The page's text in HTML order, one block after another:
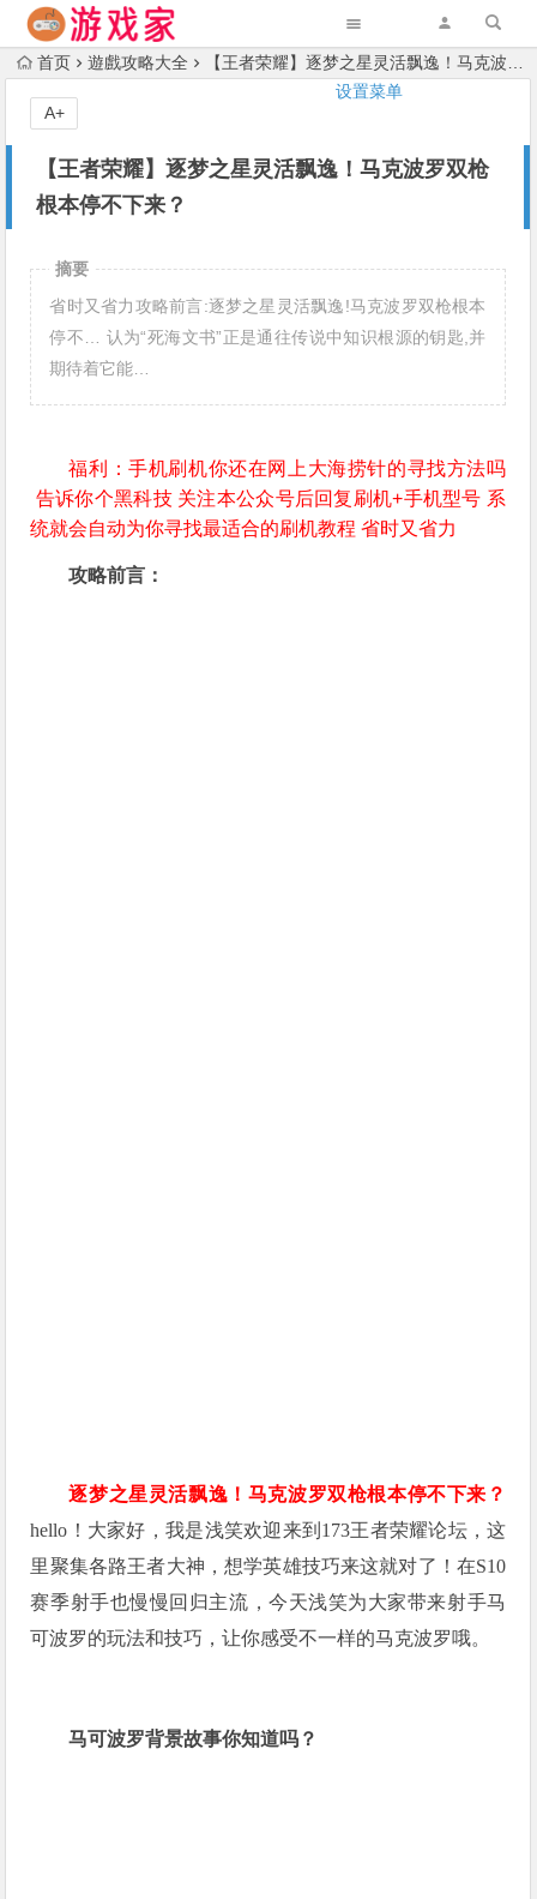
设置菜单
首页 遊戲攻略大全 【王者荣耀】逐梦之星灵活飘逸！马克波罗双枪根本停不下来？
【王者荣耀】逐梦之星灵活飘逸！马克波罗双枪
根本停不下来？
A+
摘要
省时又省力攻略前言:逐梦之星灵活飘逸!马克波罗双枪根本
停不… 认为“死海文书”正是通往传说中知识根源的钥匙,并
期待着它能…
福利：手机刷机你还在网上大海捞针的寻找方法吗
告诉你个黑科技 关注本公众号后回复刷机+手机型号 系
统就会自动为你寻找最适合的刷机教程 省时又省力
攻略前言：
逐梦之星灵活飘逸！马克波罗双枪根本停不下来？
hello！大家好，我是浅笑欢迎来到173王者荣耀论坛，这
里聚集各路王者大神，想学英雄技巧来这就对了！在S10
赛季射手也慢慢回归主流，今天浅笑为大家带来射手马
可波罗的玩法和技巧，让你感受不一样的马克波罗哦。
马可波罗背景故事你知道吗？